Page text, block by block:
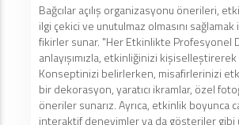
Bağcılar açılış organizasyonu önerileri,
ilgi çekici ve unutulmaz olmasını sağlamak
fikirler sunar. "Her Etkinlikte Profesyonel
anlayışımızla, etkinliğinizi
Konseptinizi belirlerken, misafirlerinizi
bir dekorasyon, yaratıcı ikramlar, özel
öneriler sunarız. Ayrıca, etkinlik boyunca
interaktif deneyimler ya da gösteriler gibi